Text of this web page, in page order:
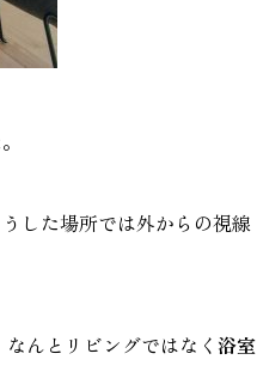
した場所では外からの視線
んとリビングではなく 浴室